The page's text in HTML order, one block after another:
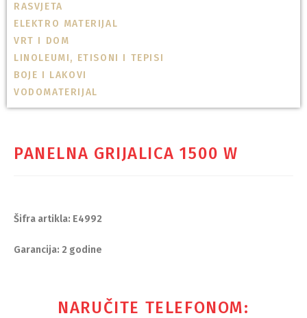
RASVJETA
ELEKTRO MATERIJAL
VRT I DOM
LINOLEUMI, ETISONI I TEPISI
BOJE I LAKOVI
VODOMATERIJAL
PANELNA GRIJALICA 1500 W
Šifra artikla: E4992
Garancija: 2 godine
NARUČITE TELEFONOM: